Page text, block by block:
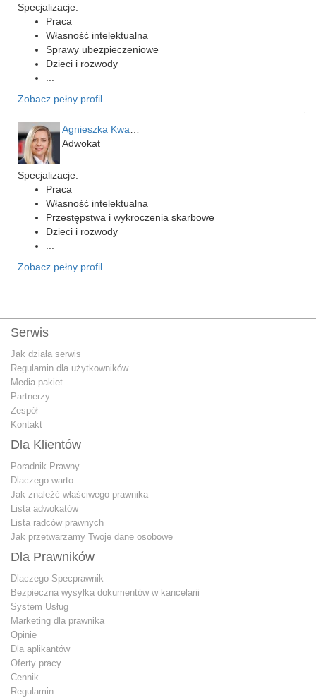
Specjalizacje:
Praca
Własność intelektualna
Sprawy ubezpieczeniowe
Dzieci i rozwody
Zobacz pełny profil
Adwokat
Specjalizacje:
Praca
Własność intelektualna
Przestępstwa i wykroczenia skarbowe
Dzieci i rozwody
Zobacz pełny profil
Serwis
Jak działa serwis
Regulamin dla użytkowników
Media pakiet
Partnerzy
Zespół
Kontakt
Dla Klientów
Poradnik Prawny
Dlaczego warto
Jak znależć właściwego prawnika
Lista adwokatów
Lista radców prawnych
Jak przetwarzamy Twoje dane osobowe
Dla Prawników
Dlaczego Specprawnik
Bezpieczna wysyłka dokumentów w kancelarii
System Usług
Marketing dla prawnika
Opinie
Dla aplikantów
Oferty pracy
Cennik
Regulamin